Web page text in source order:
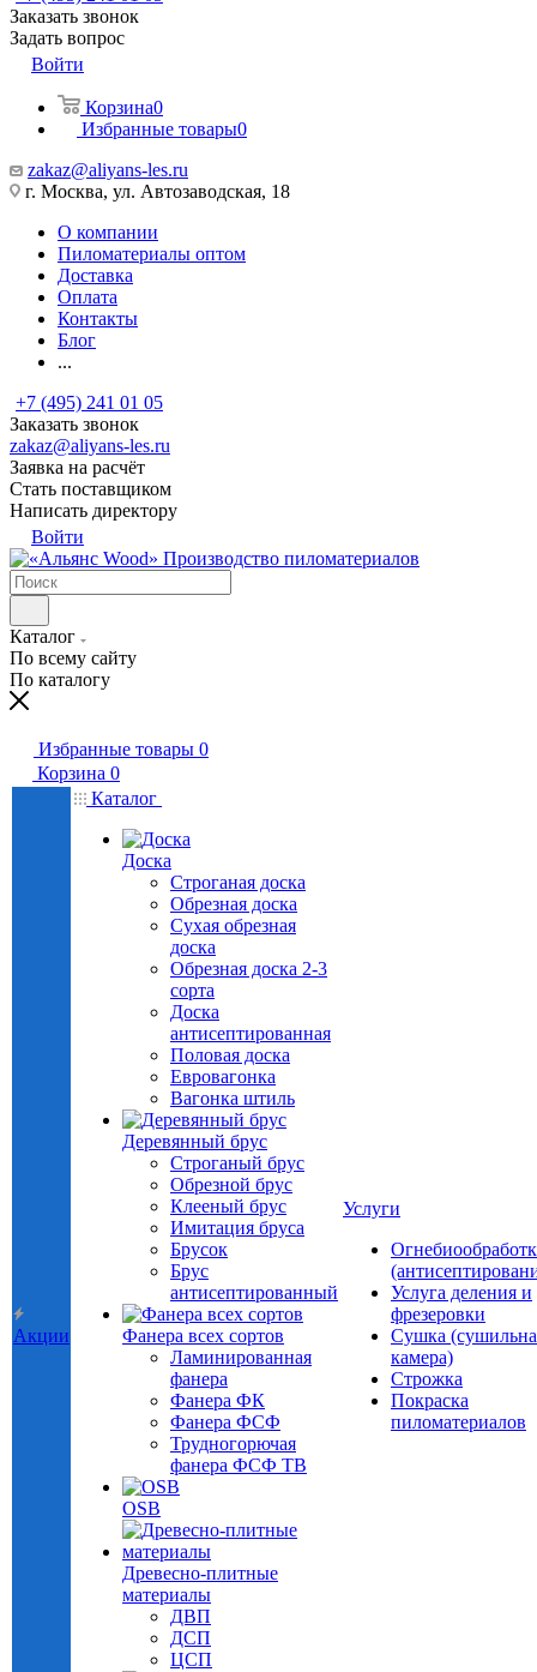
Заказать звонок
Задать вопрос
Войти
Корзина0
Избранные товары0
zakaz@aliyans-les.ru
г. Москва, ул. Автозаводская, 18
О компании
Пиломатериалы оптом
Доставка
Оплата
Контакты
Блог
...
+7 (495) 241 01 05
Заказать звонок
zakaz@aliyans-les.ru
Заявка на расчёт
Стать поставщиком
Написать директору
Войти
Производство пиломатериалов
Каталог
По всему сайту
По каталогу
Избранные товары 0
Корзина 0
Акции
Каталог
Доска
Строганая доска
Обрезная доска
Сухая обрезная
доска
Обрезная доска 2-3
сорта
Доска
антисептированная
Половая доска
Евровагонка
Вагонка штиль
Деревянный брус
Строганый брус
Обрезной брус
Клееный брус
Имитация бруса
Брусок
Брус
антисептированный
Фанера всех сортов
Ламинированная
фанера
Фанера ФК
Фанера ФСФ
Трудногорючая
фанера ФСФ ТВ
OSB
Древесно-плитные
материалы
ДВП
ДСП
ЦСП
Услуги
Услуга деления и
фрезеровки
Сушка
камера)
Строжка
Покраска
пиломатериалов